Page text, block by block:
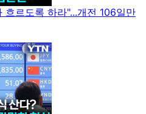
흐르도록 하라"...개전 106일만